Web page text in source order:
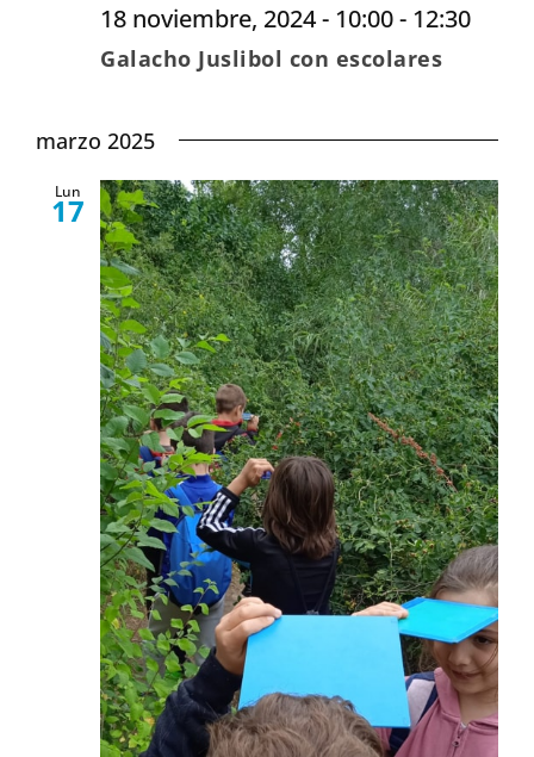
18 noviembre, 2024 - 10:00- 12:30
Galacho Juslibol con escolares
marzo 2025
Lun
17